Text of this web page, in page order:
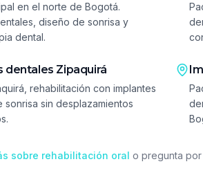
en el norte de Bogotá.
diseño de sonrisa y
dental.
dentales Zipaquirá
rehabilitación con implantes
sonrisa sin desplazamientos
sobre rehabilitación oral o pregunta por